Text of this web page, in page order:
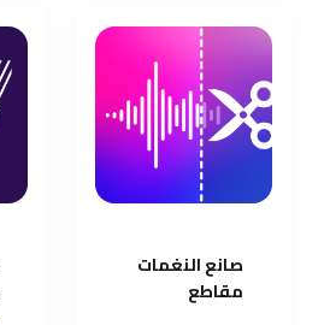
صانع النغمات
مقاطع